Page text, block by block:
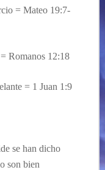
= Mateo 19:7-
= Romanos 12:18
= 1 Juan 1:9
se han dicho
son bien